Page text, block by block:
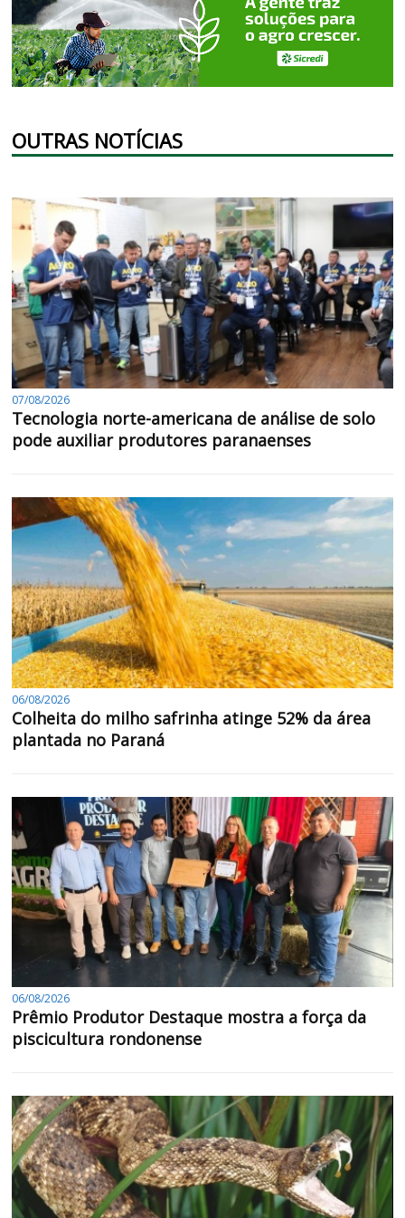
OUTRAS NOTÍCIAS
07/08/2026
Tecnologia norte-americana de análise de solo
pode auxiliar produtores paranaenses
06/08/2026
Colheita do milho safrinha atinge 52% da área
plantada no Paraná
06/08/2026
Prêmio Produtor Destaque mostra a força da
piscicultura rondonense